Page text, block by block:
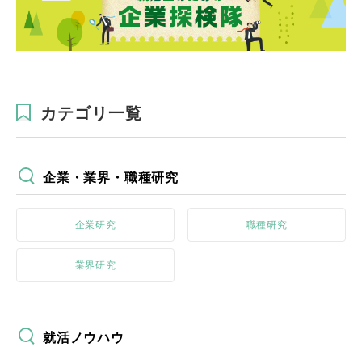
カテゴリ一覧
企業・業界・職種研究
企業研究 職種研究
業界研究
就活ノウハウ